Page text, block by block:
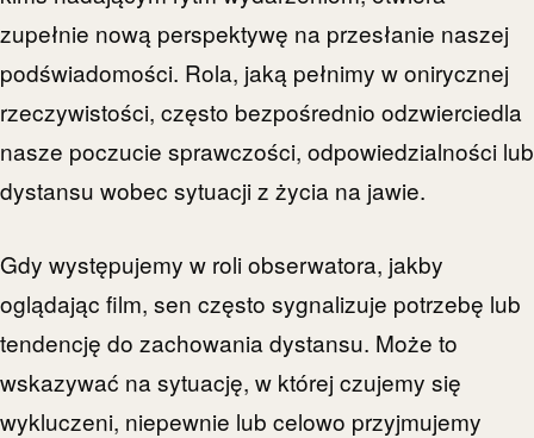
zupełnie nową perspektywę na przesłanie naszej
podświadomości. Rola, jaką pełnimy w onirycznej
rzeczywistości, często bezpośrednio odzwierciedla
nasze poczucie sprawczości, odpowiedzialności lub
dystansu wobec sytuacji z życia na jawie.
Gdy występujemy w roli obserwatora, jakby
oglądając film, sen często sygnalizuje potrzebę lub
tendencję do zachowania dystansu. Może to
wskazywać na sytuację, w której czujemy się
wykluczeni, niepewnie lub celowo przyjmujemy